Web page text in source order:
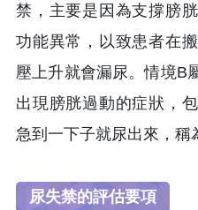
禁，主要是因為支撐膀
功能異常，以致患者在
壓上升就會漏尿。情境B
出現膀胱過動的症狀，
急到一下子就尿出來，稱
尿失禁的評估要項